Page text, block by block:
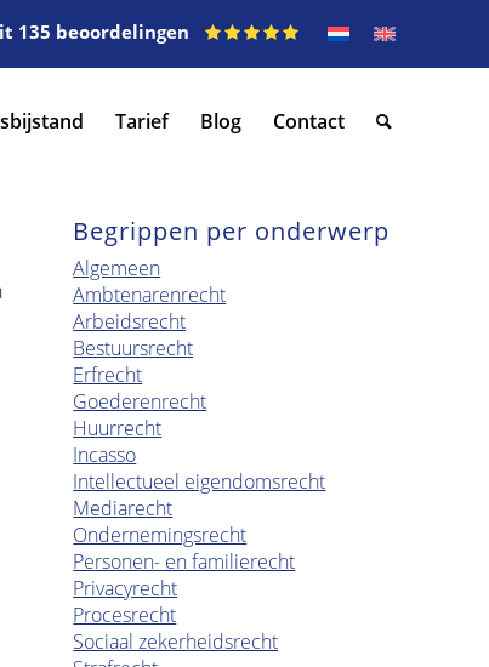
135 beoordelingen
Tarief Blog Contact
Begrippen per onderwerp
Algemeen
Ambtenarenrecht
Arbeidsrecht
Bestuursrecht
Erfrecht
Goederenrecht
Huurrecht
Incasso
Intellectueel eigendomsrecht
Mediarecht
Ondernemingsrecht
Personen- en familierecht
Privacyrecht
Procesrecht
Sociaal zekerheidsrecht